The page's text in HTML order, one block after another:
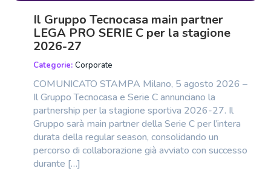
Il Gruppo Tecnocasa main partner
LEGA PRO SERIE C per la stagione
2026-27
Categorie: Corporate
COMUNICATO STAMPA Milano, 5 agosto 2026 –
Il Gruppo Tecnocasa e Serie C annunciano la
partnership per la stagione sportiva 2026-27. Il
Gruppo sarà main partner della Serie C per l’intera
durata della regular season, consolidando un
percorso di collaborazione già avviato con successo
durante […]